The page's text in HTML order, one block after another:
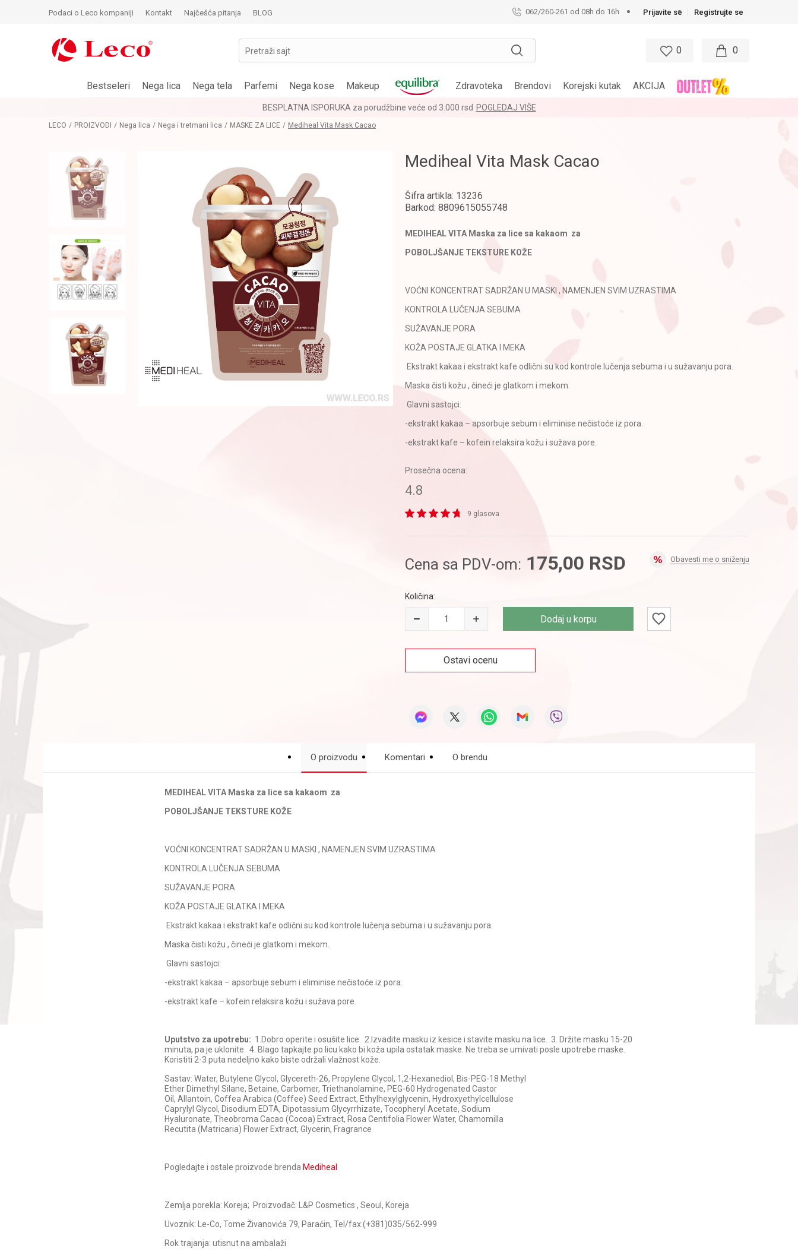
Podaci o Leco kompaniji Kontakt Najčešća pitanja BLOG Prijavite se Registrujte se
062/260-261 od 08h do 16h
Pretraži sajt 0
0
Bestseleri Nega lica Nega tela Parfemi Nega kose Makeup Zdravoteka Brendovi Korejski kutak AKCIJA
BESPLATNA ISPORUKA za porudžbine veće od 3.000 rsd POGLEDAJ VIŠE
LECO PROIZVODI Nega lica Nega i tretmani lica MASKE ZA LICE Mediheal Vita Mask Cacao
Mediheal Vita Mask Cacao
Šifra artikla: 13236
Barkod: 8809615055748
MEDIHEAL VITA Maska za lice sa kakaom za
POBOLJŠANJE TEKSTURE KOŽE
VOĆNI KONCENTRAT SADRŽAN U MASKI , NAMENJEN SVIM UZRASTIMA
KONTROLA LUČENJA SEBUMA
SUŽAVANJE PORA
KOŽA POSTAJE GLATKA I MEKA
Ekstrakt kakaa i ekstrakt kafe odlični su kod kontrole lučenja sebuma i u sužavanju pora.
Maska čisti kožu , čineći je glatkom i mekom.
Glavni sastojci:
-ekstrakt kakaa – apsorbuje sebum i eliminise nečistoće iz pora.
-ekstrakt kafe – kofein relaksira kožu i sužava pore.
Prosečna ocena:
4.8
9 glasova
Cena sa PDV-om: 175,00 RSD Obavesti me o sniženju
Količina:
Dodaj u korpu
Ostavi ocenu
O proizvodu Komentari O brendu
MEDIHEAL VITA Maska za lice sa kakaom za
POBOLJŠANJE TEKSTURE KOŽE
VOĆNI KONCENTRAT SADRŽAN U MASKI , NAMENJEN SVIM UZRASTIMA
KONTROLA LUČENJA SEBUMA
SUŽAVANJE PORA
KOŽA POSTAJE GLATKA I MEKA
Ekstrakt kakaa i ekstrakt kafe odlični su kod kontrole lučenja sebuma i u sužavanju pora.
Maska čisti kožu , čineći je glatkom i mekom.
Glavni sastojci:
-ekstrakt kakaa – apsorbuje sebum i eliminise nečistoće iz pora.
-ekstrakt kafe – kofein relaksira kožu i sužava pore.
Uputstvo za upotrebu: 1.Dobro operite i osušite lice. 2.Izvadite masku iz kesice i stavite masku na lice. 3. Držite masku 15-20
minuta, pa je uklonite. 4. Blago tapkajte po licu kako bi koža upila ostatak maske. Ne treba se umivati posle upotrebe maske.
Koristiti 2-3 puta nedeljno kako biste održali vlažnost kože.
Sastav: Water, Butylene Glycol, Glycereth-26, Propylene Glycol, 1,2-Hexanediol, Bis-PEG-18 Methyl
Ether Dimethyl Silane, Betaine, Carbomer, Triethanolamine, PEG-60 Hydrogenated Castor
Oil, Allantoin, Coffea Arabica (Coffee) Seed Extract, Ethylhexylglycenin, Hydroxyethylcellulose
Caprylyl Glycol, Disodium EDTA, Dipotassium Glycyrrhizate, Tocopheryl Acetate, Sodium
Hyaluronate, Theobroma Cacao (Cocoa) Extract, Rosa Centifolia Flower Water, Chamomilla
Recutita (Matricaria) Flower Extract, Glycerin, Fragrance
Pogledajte i ostale proizvode brenda Mediheal
Zemlja porekla: Koreja; Proizvođač: L&P Cosmetics , Seoul, Koreja
Uvoznik: Le-Co, Tome Živanovića 79, Paraćin, Tel/fax:(+381)035/562-999
Rok trajanja: utisnut na ambalaži